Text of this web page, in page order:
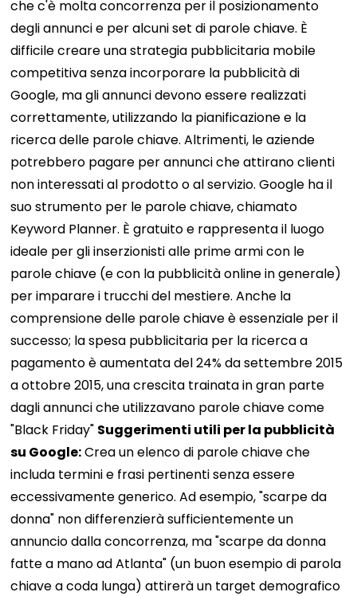
che c'è molta concorrenza per il posizionamento
degli annunci e per alcuni set di parole chiave. È
difficile creare una strategia pubblicitaria mobile
competitiva senza incorporare la pubblicità di
Google, ma gli annunci devono essere realizzati
correttamente, utilizzando la pianificazione e la
ricerca delle parole chiave. Altrimenti, le aziende
potrebbero pagare per annunci che attirano clienti
non interessati al prodotto o al servizio. Google ha il
suo strumento per le parole chiave, chiamato
Keyword Planner. È gratuito e rappresenta il luogo
ideale per gli inserzionisti alle prime armi con le
parole chiave (e con la pubblicità online in generale)
per imparare i trucchi del mestiere. Anche la
comprensione delle parole chiave è essenziale per il
successo; la spesa pubblicitaria per la ricerca a
pagamento è aumentata del 24% da settembre 2015
a ottobre 2015, una crescita trainata in gran parte
dagli annunci che utilizzavano parole chiave come
"Black Friday" Suggerimenti utili per la pubblicità
su Google:Crea un elenco di parole chiave che
includa termini e frasi pertinenti senza essere
eccessivamente generico. Ad esempio, "scarpe da
donna" non differenzierà sufficientemente un
annuncio dalla concorrenza, ma "scarpe da donna
fatte a mano ad Atlanta" (un buon esempio di parola
chiave a coda lunga) attirerà un target demografico